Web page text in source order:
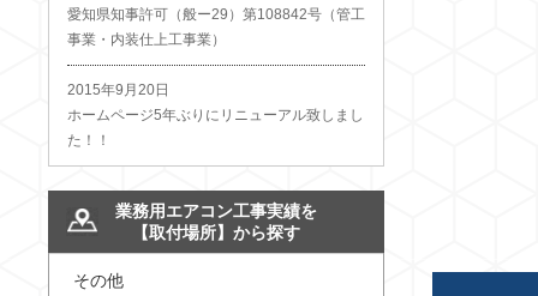
愛知県知事許可（般ー29）第108842号（管工
事業・内装仕上工事業）
2015年9月20日
ホームページ5年ぶりにリニューアル致しまし
た！！
業務用エアコン工事実績を
【取付場所】から探す
その他